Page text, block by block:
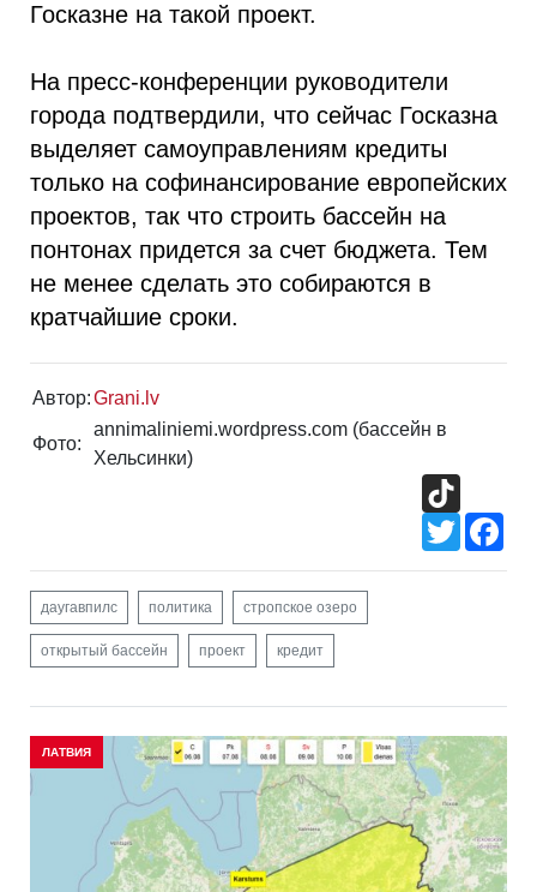
Госказне на такой проект.
На пресс-конференции руководители
города подтвердили, что сейчас Госказна
выделяет самоуправлениям кредиты
только на софинансирование европейских
проектов, так что строить бассейн на
понтонах придется за счет бюджета. Тем
не менее сделать это собираются в
кратчайшие сроки.
Автор:Grani.lv
Фото:
annimaliniemi.wordpress.com (бассейн в
Хельсинки)
Twitter
даугавпилс политика стропское озеро
открытый бассейн проект кредит
ЛАТВИЯ